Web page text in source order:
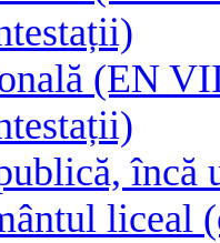
(EN
încă
liceal